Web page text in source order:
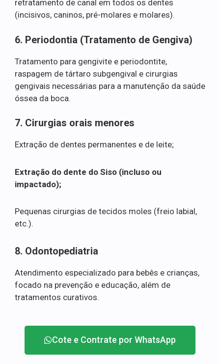
retratamento de canal em todos os dentes
(incisivos, caninos, pré-molares e molares).
6. Periodontia (Tratamento de Gengiva)
Tratamento para gengivite e periodontite,
raspagem de tártaro subgengival e cirurgias
gengivais necessárias para a manutenção da saúde
óssea da boca.
7. Cirurgias orais menores
Extração de dentes permanentes e de leite;
Extração do dente do Siso (incluso ou
impactado);
Pequenas cirurgias de tecidos moles (freio labial,
etc.).
8. Odontopediatria
Atendimento especializado para bebês e crianças,
focado na prevenção e educação, além de
tratamentos curativos.
Cote e Contrate por WhatsApp